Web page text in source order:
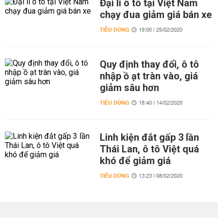
Đại lí ô tô tại Việt Nam
chạy đua giảm giá bán xe
TIÊU DÙNG 19:00 | 25/02/2020
Quy định thay đổi, ô tô
nhập ồ ạt tràn vào, giá
giảm sâu hơn
TIÊU DÙNG 18:40 | 14/02/2020
Linh kiện đắt gấp 3 lần
Thái Lan, ô tô Việt quá
khó để giảm giá
TIÊU DÙNG 13:23 | 08/02/2020